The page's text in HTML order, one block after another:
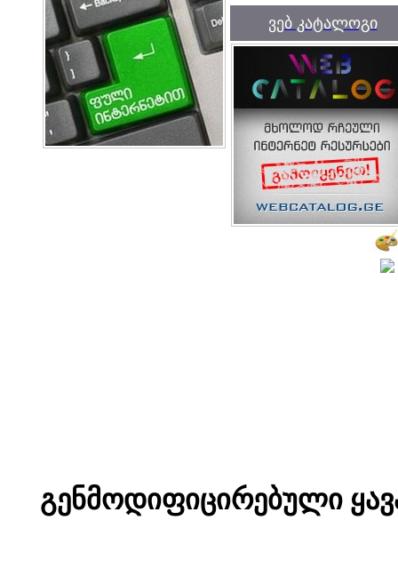
ვებ კატალოგი
გენმოდიფიცირებული